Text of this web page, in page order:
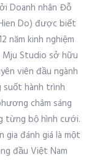
Doanh nhân Đỗ
Do) được biết
năm kinh nghiệm
Studio sở hữu
viên đầu ngành
suốt hành trình
châm sáng
từng bộ hình cưới.
gia đánh giá là một
đầu Việt Nam